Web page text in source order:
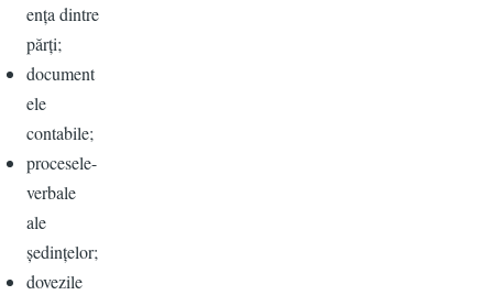
ența dintre
părți;
document
ele
contabile;
procesele-
verbale
ale
ședințelor;
dovezile